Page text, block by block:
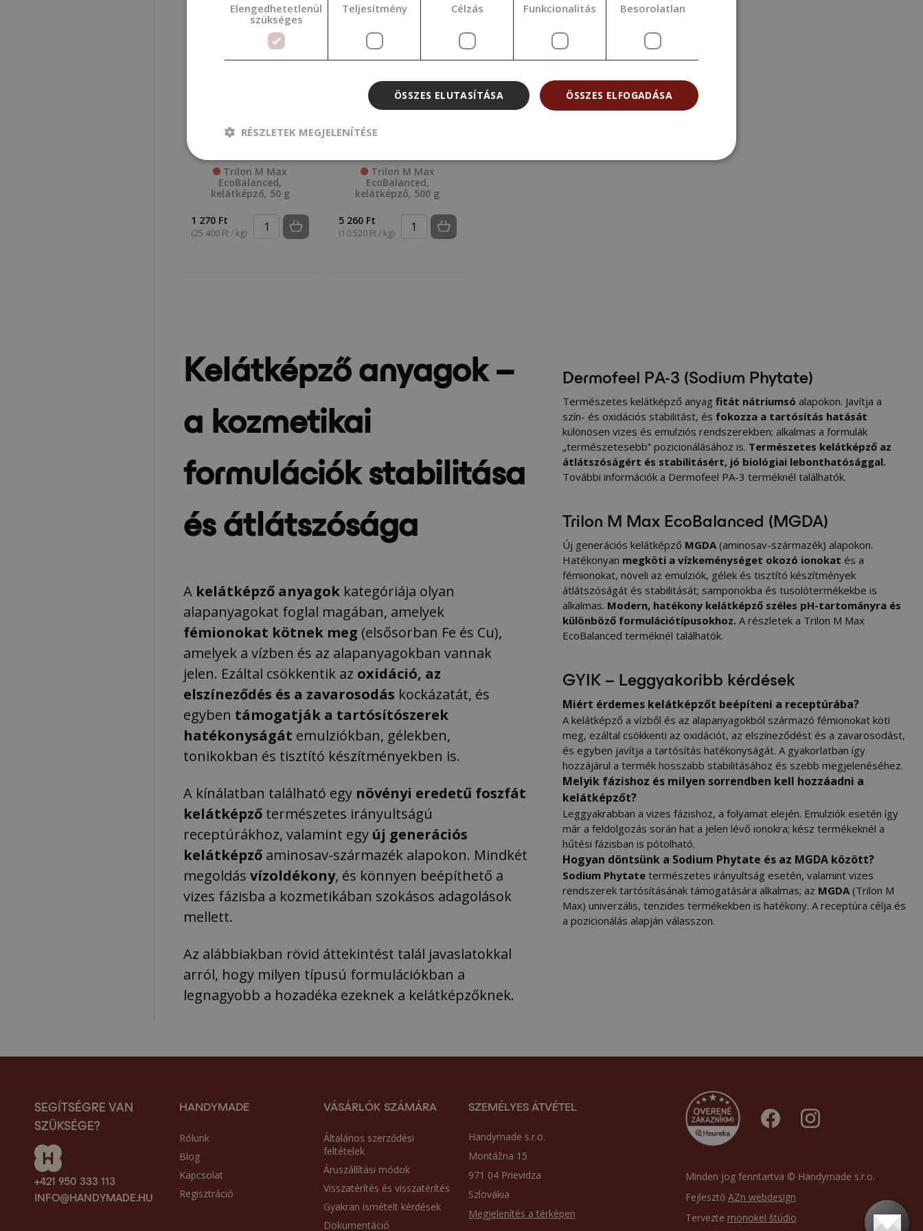
Trilon M Max
EcoBalanced,
kelátképző, 50 g
1 270 Ft
(25 400 Ft / kg)
Trilon M Max
EcoBalanced,
kelátképző, 500 g
5 260 Ft
(10 520 Ft / kg)
Kelátképző anyagok –
a kozmetikai
formulációk stabilitása
és átlátszósága
A kelátképző anyagok kategóriája olyan
alapanyagokat foglal magában, amelyek
fémionokat kötnek meg (elsősorban Fe és Cu),
amelyek a vízben és az alapanyagokban vannak
jelen. Ezáltal csökkentik az oxidáció, az
elszíneződés és a zavarosodás kockázatát, és
egyben támogatják a tartósítószerek
hatékonyságát emulziókban, gélekben,
tonikokban és tisztító készítményekben is.
A kínálatban található egy növényi eredetű foszfát
kelátképző természetes irányultságú
receptúrákhoz, valamint egy új generációs
kelátképző aminosav-származék alapokon. Mindkét
megoldás vízoldékony, és könnyen beépíthető a
vizes fázisba a kozmetikában szokásos adagolások
mellett.
Az alábbiakban rövid áttekintést talál javaslatokkal
arról, hogy milyen típusú formulációkban a
legnagyobb a hozadéka ezeknek a kelátképzőknek.
Dermofeel PA-3 (Sodium Phytate)
Természetes kelátképző anyag fitát nátriumsó alapokon. Javítja a
szín- és oxidációs stabilitást, és fokozza a tartósítás hatását
különösen vizes és emulziós rendszerekben; alkalmas a formulák
„természetesebb” pozicionálásához is. Természetes kelátképző az
átlátszóságért és stabilitásért, jó biológiai lebonthatósággal.
További információk a Dermofeel PA-3 terméknél találhatók.
Trilon M Max EcoBalanced (MGDA)
Új generációs kelátképző MGDA(aminosav-származék) alapokon.
Hatékonyan megköti a vízkeménységet okozó ionokat és a
fémionokat, növeli az emulziók, gélek és tisztító készítmények
átlátszóságát és stabilitását; samponokba és tusolótermékekbe is
alkalmas. Modern, hatékony kelátképző széles pH-tartományra és
különböző formulációtípusokhoz. A részletek a Trilon M Max
EcoBalanced terméknél találhatók.
GYIK – Leggyakoribb kérdések
Miért érdemes kelátképzőt beépíteni a receptúrába?
A kelátképző a vízből és az alapanyagokból származó fémionokat köti
meg, ezáltal csökkenti az oxidációt, az elszíneződést és a zavarosodást,
és egyben javítja a tartósítás hatékonyságát. A gyakorlatban így
hozzájárul a termék hosszabb stabilitásához és szebb megjelenéséhez.
Melyik fázishoz és milyen sorrendben kell hozzáadni a
kelátképzőt?
Leggyakrabban a vizes fázishoz, a folyamat elején. Emulziók esetén így
már a feldolgozás során hat a jelen lévő ionokra; kész termékeknél a
hűtési fázisban is pótolható.
Hogyan döntsünk a Sodium Phytate és az MGDA között?
Sodium Phytatetermészetes irányultság esetén, valamint vizes
rendszerek tartósításának támogatására alkalmas; az MGDA(Trilon M
Max) univerzális, tenzides termékekben is hatékony. A receptúra célja és
a pozicionálás alapján válasszon.
SEGÍTSÉGRE VAN
SZÜKSÉGE?
+421 950 333 113
INFO@HANDYMADE.HU
HANDYMADE
Rólunk
Blog
Kapcsolat
Regisztráció
VÁSÁRLÓK SZÁMÁRA
Általános szerződési
feltételek
Áruszállítási módok
Visszatérítés és visszatérítés
Gyakran ismételt kérdések
Dokumentáció
SZEMÉLYES ÁTVÉTEL
Handymade s.r.o.
Montážna 15
971 04 Prievidza
Szlovákia
Megjelenítés a térképen
Minden jog fenntartva © Handymade s.r.o.
Fejlesztő AZn webdesign
Tervezte monokel štúdio
Elengedhetetlenül
szükséges
Teljesítmény Célzás Funkcionalitás Besorolatlan
ÖSSZES ELFOGADÁSA
ÖSSZES ELUTASÍTÁSA
RÉSZLETEK MEGJELENÍTÉSE